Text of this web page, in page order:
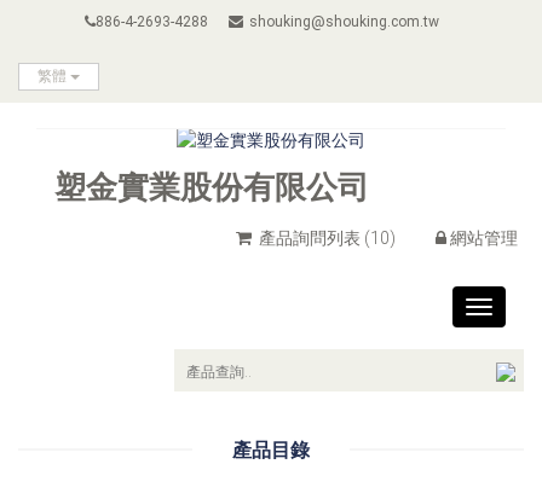
886-4-2693-4288 shouking@shouking.com.tw
繁體
塑金實業股份有限公司
產品詢問列表 (10) 網站管理
Toggle
產品目錄